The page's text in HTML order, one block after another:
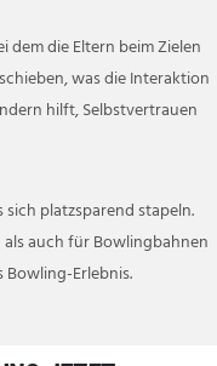
die Eltern beim Zielen
was die Interaktion
hilft, Selbstvertrauen
platzsparend stapeln.
auch für Bowlingbahnen
Erlebnis.